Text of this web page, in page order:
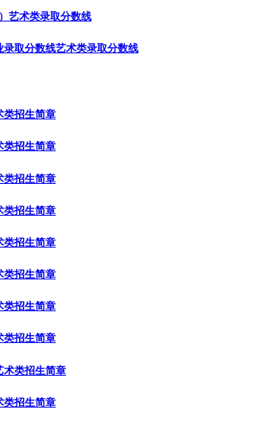
艺术类录取分数线
录取分数线艺术类录取分数线
类招生简章
类招生简章
类招生简章
类招生简章
类招生简章
类招生简章
类招生简章
类招生简章
术类招生简章
类招生简章